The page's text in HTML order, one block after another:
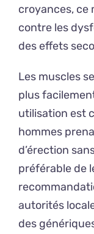
croyances, ce
contre les
des effets
Les muscles
plus
utilisation est
hommes
d’érection
préférable de
autorités
des